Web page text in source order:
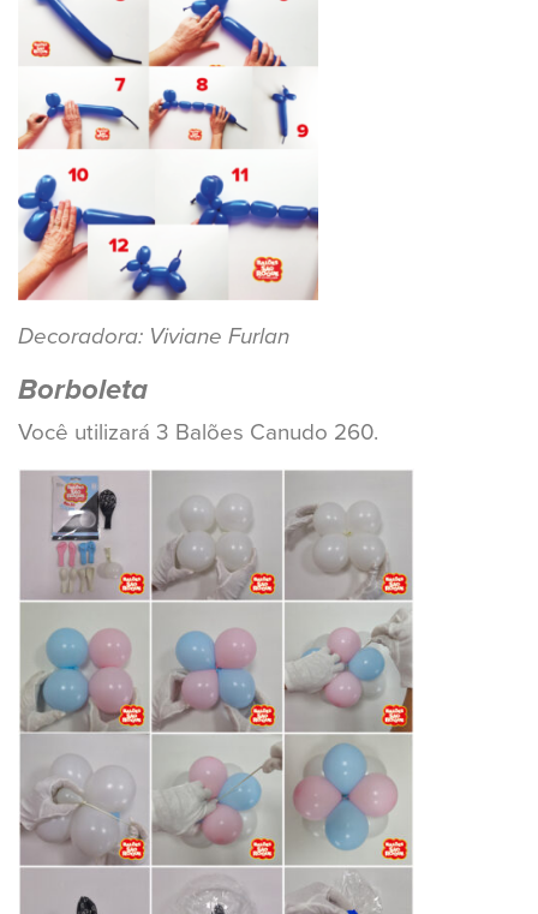
Decoradora: Viviane Furlan
Borboleta
Você utilizará 3 Balões Canudo 260.